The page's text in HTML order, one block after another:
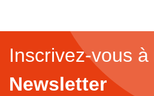
Inscrivez-vous à
Newsletter